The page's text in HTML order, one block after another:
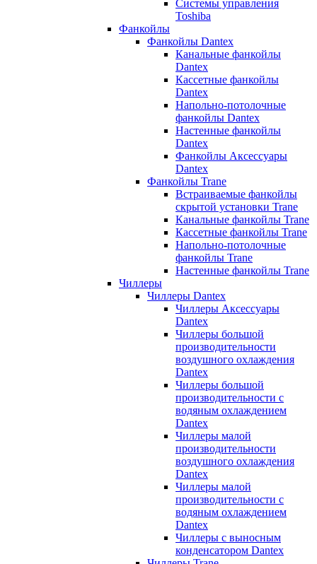
Системы управления
Toshiba
Фанкойлы
Фанкойлы Dantex
Канальные фанкойлы
Dantex
Кассетные фанкойлы
Dantex
Напольно-потолочные
фанкойлы Dantex
Настенные фанкойлы
Dantex
Фанкойлы Аксессуары
Dantex
Фанкойлы Trane
Встраиваемые фанкойлы
скрытой установки Trane
Канальные фанкойлы Trane
Кассетные фанкойлы Trane
Напольно-потолочные
фанкойлы Trane
Настенные фанкойлы Trane
Чиллеры
Чиллеры Dantex
Чиллеры Аксессуары
Dantex
Чиллеры большой
производительности
воздушного охлаждения
Dantex
Чиллеры большой
производительности с
водяным охлаждением
Dantex
Чиллеры малой
производительности
воздушного охлаждения
Dantex
Чиллеры малой
производительности с
водяным охлаждением
Dantex
Чиллеры с выносным
конденсатором Dantex